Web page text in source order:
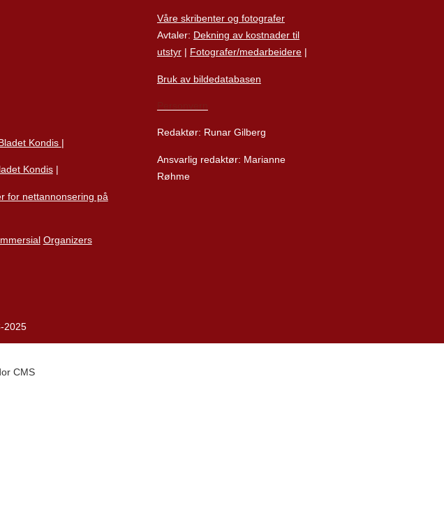
Kondis |
Kondis|
for nettannonsering på
Organizers
Våre skribenter og fotografer
Avtaler: Dekning av kostnader til
utstyr| Fotografer/medarbeidere|
Bruk av bildedatabasen
Redaktør: Runar Gilberg
Ansvarlig redaktør: Marianne
Røhme
2025
CMS